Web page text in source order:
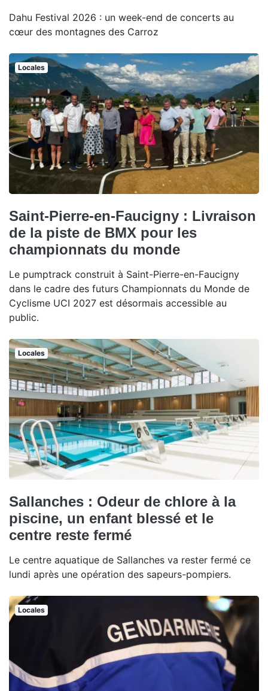
Dahu Festival 2026 : un week-end de concerts au
cœur des montagnes des Carroz
Locales
Saint-Pierre-en-Faucigny : Livraison
de la piste de BMX pour les
championnats du monde
Le pumptrack construit à Saint-Pierre-en-Faucigny
dans le cadre des futurs Championnats du Monde de
Cyclisme UCI 2027 est désormais accessible au
public.
Locales
Sallanches : Odeur de chlore à la
piscine, un enfant blessé et le
centre reste fermé
Le centre aquatique de Sallanches va rester fermé ce
lundi après une opération des sapeurs-pompiers.
Locales